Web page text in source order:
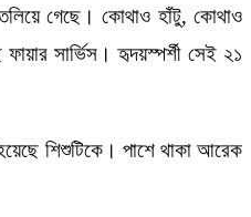
তলিয়ে গেছে। কোথাও হাঁটু, কোথাও
সার্ভিস। হৃদয়স্পর্শী সেই ২১
শিশুটিকে। পাশে থাকা আরেক